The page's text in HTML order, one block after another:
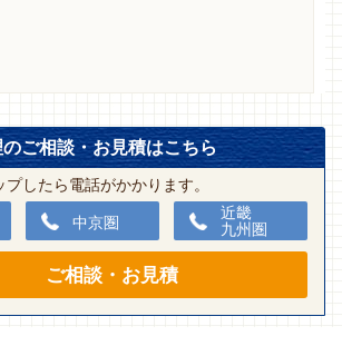
ご相談・お見積はこちら
プしたら電話がかかります。
中京圏
近畿
九州圏
ご相談・お見積